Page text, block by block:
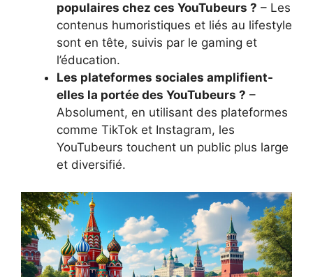
populaires chez ces YouTubeurs ? – Les
contenus humoristiques et liés au lifestyle
sont en tête, suivis par le gaming et
l’éducation.
Les plateformes sociales amplifient-
elles la portée des YouTubeurs ? –
Absolument, en utilisant des plateformes
comme TikTok et Instagram, les
YouTubeurs touchent un public plus large
et diversifié.